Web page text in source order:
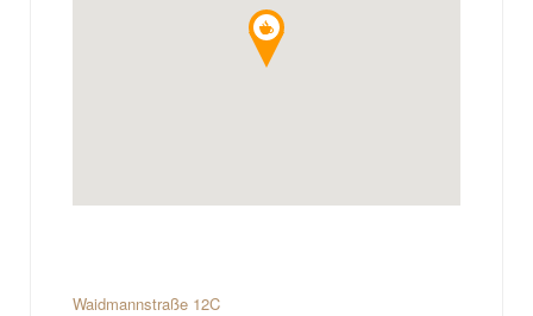
Waidmannstraße 12C